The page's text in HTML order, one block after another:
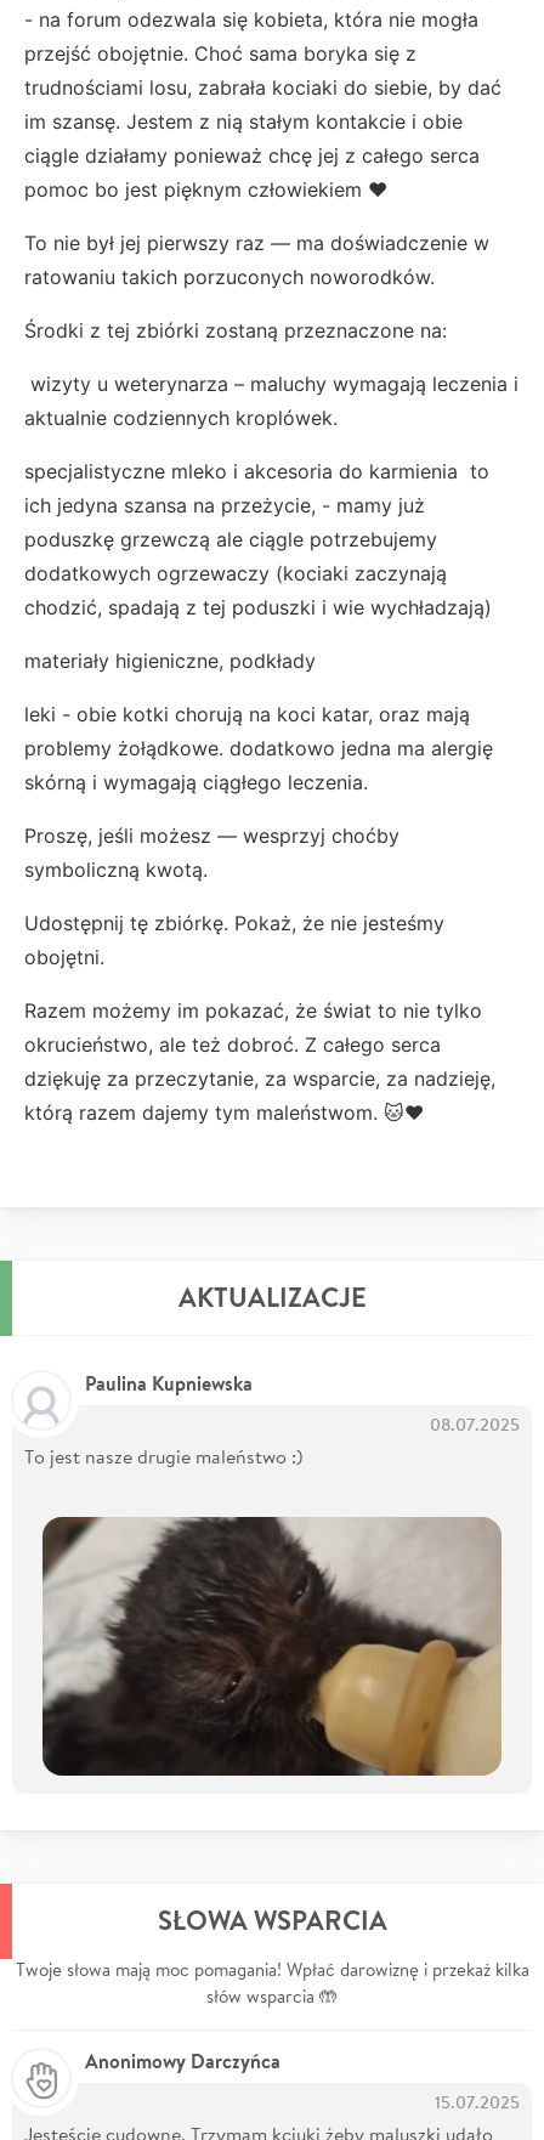
- na forum odezwala się kobieta, która nie mogła
przejść obojętnie. Choć sama boryka się z
trudnościami losu, zabrała kociaki do siebie, by dać
im szansę. Jestem z nią stałym kontakcie i obie
ciągle działamy ponieważ chcę jej z całego serca
pomoc bo jest pięknym człowiekiem ❤️
To nie był jej pierwszy raz — ma doświadczenie w
ratowaniu takich porzuconych noworodków.
Środki z tej zbiórki zostaną przeznaczone na:
wizyty u weterynarza – maluchy wymagają leczenia i
aktualnie codziennych kroplówek.
specjalistyczne mleko i akcesoria do karmienia to
ich jedyna szansa na przeżycie, - mamy już
poduszkę grzewczą ale ciągle potrzebujemy
dodatkowych ogrzewaczy (kociaki zaczynają
chodzić, spadają z tej poduszki i wie wychładzają)
materiały higieniczne, podkłady
leki - obie kotki chorują na koci katar, oraz mają
problemy żołądkowe. dodatkowo jedna ma alergię
skórną i wymagają ciągłego leczenia.
Proszę, jeśli możesz — wesprzyj choćby
symboliczną kwotą.
Udostępnij tę zbiórkę. Pokaż, że nie jesteśmy
obojętni.
Razem możemy im pokazać, że świat to nie tylko
okrucieństwo, ale też dobroć. Z całego serca
dziękuję za przeczytanie, za wsparcie, za nadzieję,
którą razem dajemy tym maleństwom. 🐱❤️
AKTUALIZACJE
Paulina Kupniewska
08.07.2025
To jest nasze drugie maleństwo :)
SŁOWA WSPARCIA
Twoje słowa mają moc pomagania! Wpłać darowiznę i przekaż kilka
słów wsparcia 🤲
Anonimowy Darczyńca
15.07.2025
Jesteście cudowne. Trzymam kciuki żeby maluszki udało